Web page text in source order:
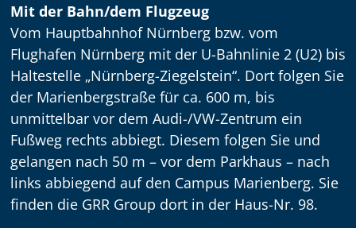
Mit der Bahn/dem Flugzeug
Vom Hauptbahnhof Nürnberg bzw. vom
Flughafen Nürnberg mit der U-Bahnlinie 2 (U2) bis
Haltestelle „Nürnberg-Ziegelstein“. Dort folgen Sie
der Marienbergstraße für ca. 600 m, bis
unmittelbar vor dem Audi-/VW-Zentrum ein
Fußweg rechts abbiegt. Diesem folgen Sie und
gelangen nach 50 m – vor dem Parkhaus – nach
links abbiegend auf den Campus Marienberg. Sie
finden die GRR Group dort in der Haus-Nr. 98.